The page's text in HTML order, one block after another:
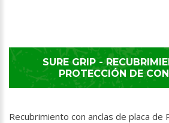
SURE GRIP -
PROTECCIÓN DE
Recubrimiento con anclas de placa de